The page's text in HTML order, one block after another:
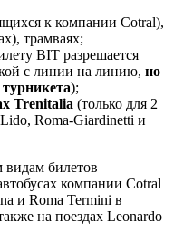
к компании Cotral),
трамваях;
BIT разрешается
с линии на линию, но
);
Trenitalia (только для 2
Roma-Giardinetti и
билетов
компании Cotral
и Roma Termini в
на поездах Leonardo